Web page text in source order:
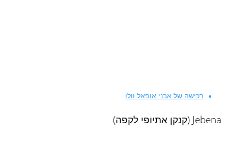
רכישה של אבני אופאל וולו
Jebena (קנקן אתיופי לקפה)